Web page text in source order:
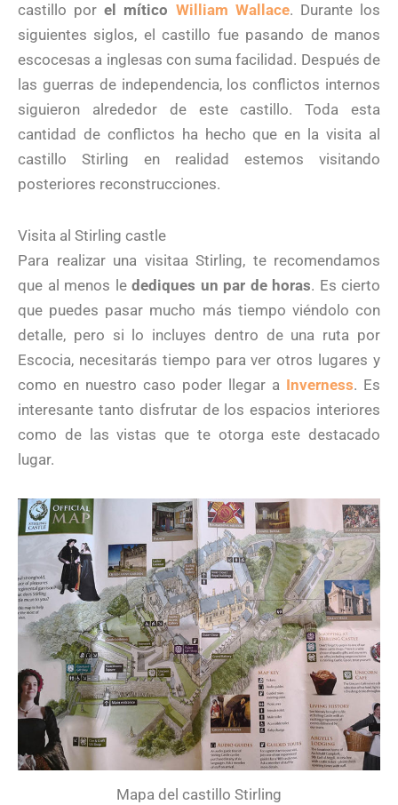
castillo porel mítico William Wallace. Durante los
siguientes siglos, el castillo fue pasando de manos
escocesas a inglesas con suma facilidad. Después de
las guerras de independencia, los conflictos internos
siguieron alrededor de este castillo. Toda esta
cantidad de conflictos ha hecho que en la visita al
castillo Stirling en realidad estemos visitando
posteriores reconstrucciones.
Visita al Stirling castle
Para realizar una visitaa Stirling, te recomendamos
que al menos le dediques un par de horas. Es cierto
que puedes pasar mucho más tiempo viéndolo con
detalle, pero si lo incluyes dentro de una ruta por
Escocia, necesitarás tiempo para ver otros lugares y
como en nuestro caso poder llegar a Inverness. Es
interesante tanto disfrutar de los espacios interiores
como de las vistas que te otorga este destacado
lugar.
Mapa del castillo Stirling